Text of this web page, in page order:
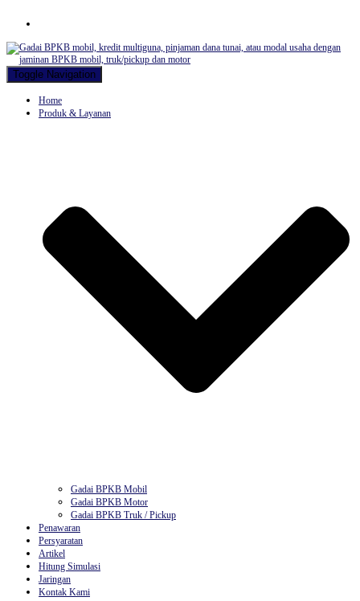
Toggle Navigation
Home
Produk & Layanan
Gadai BPKB Mobil
Gadai BPKB Motor
Gadai BPKB Truk / Pickup
Penawaran
Persyaratan
Artikel
Hitung Simulasi
Jaringan
Kontak Kami